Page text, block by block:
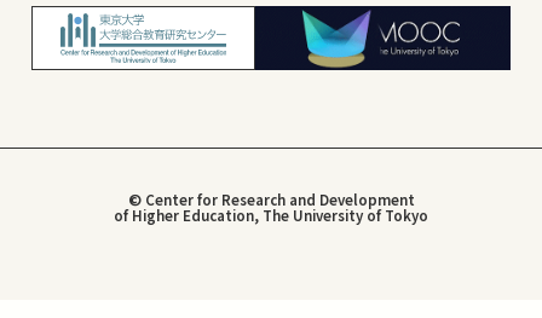
© Center for Research and Development
of Higher Education, The University of Tokyo